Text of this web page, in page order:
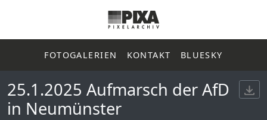
FOTOGALERIEN KONTAKT BLUESKY
25.1.2025 Aufmarsch der AfD
in Neumünster